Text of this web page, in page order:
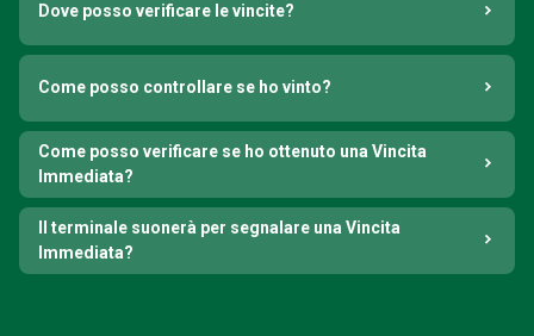
Dove posso verificare le vincite?
Come posso controllare se ho vinto?
Come posso verificare se ho ottenuto una Vincita
Immediata?
Il terminale suonerà per segnalare una Vincita
Immediata?